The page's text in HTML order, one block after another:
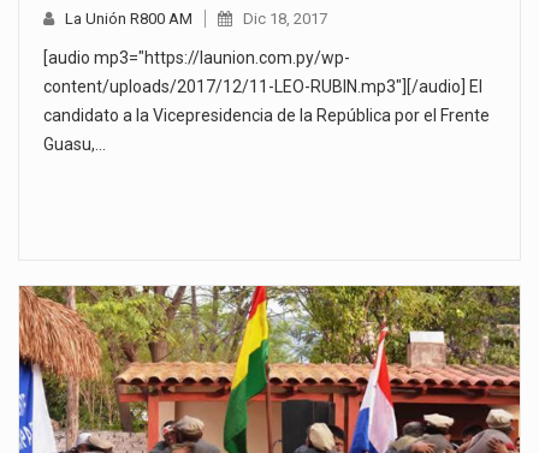
La Unión R800 AM Dic 18, 2017
[audio mp3="https://launion.com.py/wp-
content/uploads/2017/12/11-LEO-RUBIN.mp3"][/audio] El
candidato a la Vicepresidencia de la República por el Frente
Guasu,…